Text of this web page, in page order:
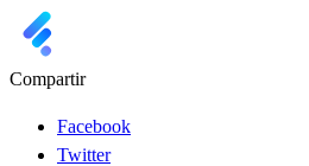
Compartir
Facebook
Twitter